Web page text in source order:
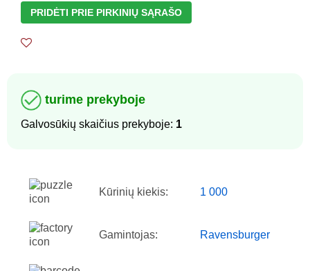
PRIDĖTI PRIE PIRKINIŲ SĄRAŠO
turime prekyboje
Galvosūkių skaičius prekyboje: 1
Kūrinių kiekis: 1 000
Gamintojas: Ravensburger